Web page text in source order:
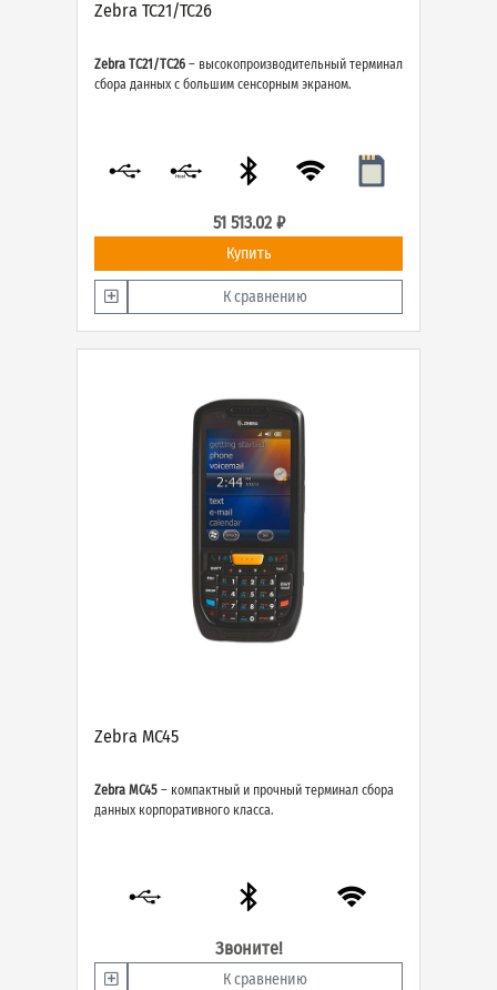
Zebra TC21/TC26
Zebra TC21/TC26 – высокопроизводительный терминал
сбора данных с большим сенсорным экраном.
51 513.02 ₽
Купить
К сравнению
Zebra MC45
Zebra MC45 – компактный и прочный терминал сбора
данных корпоративного класса.
Звоните!
К сравнению